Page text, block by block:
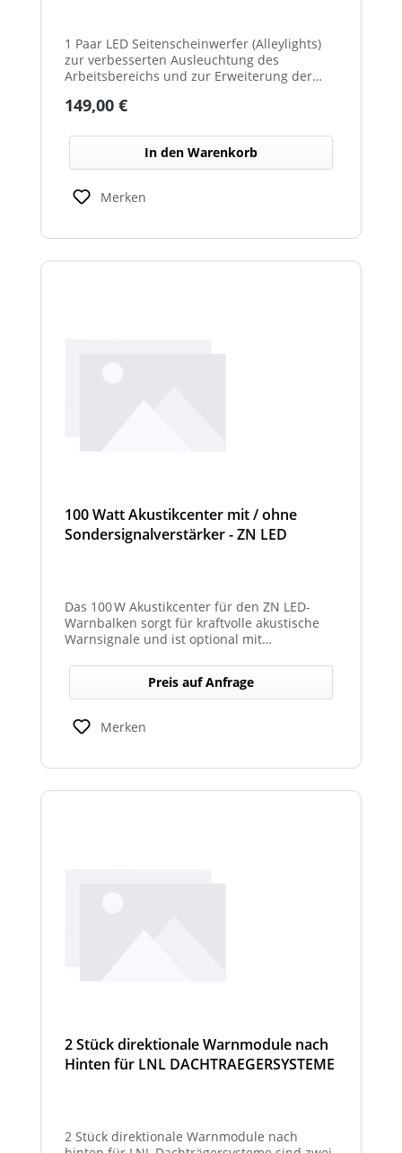
1 Paar LED Seitenscheinwerfer (Alleylights)
zur verbesserten Ausleuchtung des
Arbeitsbereichs und zur Erweiterung der
Regulärer Preis:
149,00 €
In den Warenkorb
Merken
100 Watt Akustikcenter mit / ohne
Sondersignalverstärker - ZN LED
Das 100 W Akustikcenter für den ZN LED-
Warnbalken sorgt für kraftvolle akustische
Warnsignale und ist optional mit
erhältlich.
Preis auf Anfrage
Merken
2 Stück direktionale Warnmodule nach
Hinten für LNL DACHTRAEGERSYSTEME
2 Stück direktionale Warnmodule nach